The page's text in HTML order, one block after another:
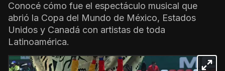
Conocé cómo fue el espectáculo musical que
abrió la Copa del Mundo de México, Estados
Unidos y Canadá con artistas de toda
Latinoamérica.